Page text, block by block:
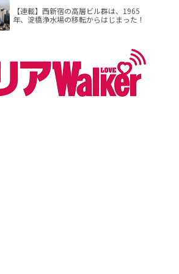
【連載】西新宿の高層ビル群は、1965
年、淀橋浄水場の移転からはじまった！